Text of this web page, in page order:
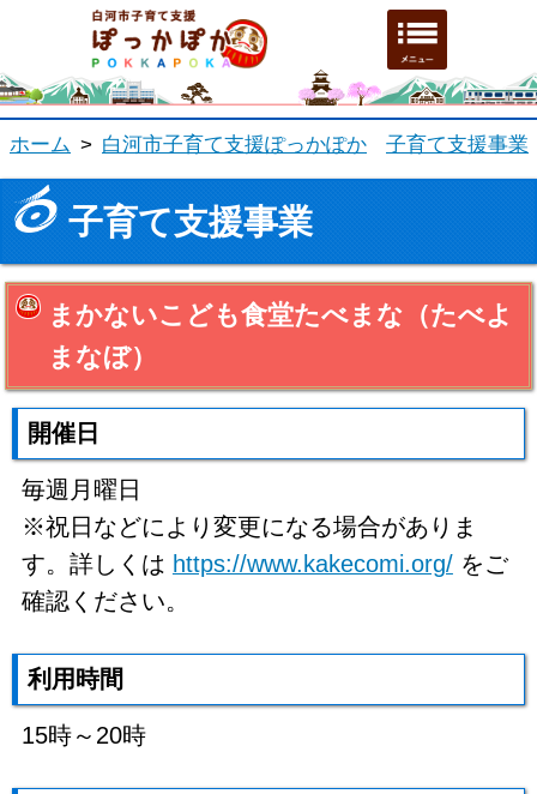
白河市子育て支援ホー
ホーム > 白河市子育て支援ぽっかぽか 子育て支援事業
子育て支援事業
まかないこども食堂たべまな（たべよ
まなぼ）
開催日
毎週月曜日
※祝日などにより変更になる場合がありま
す。詳しくは https://www.kakecomi.org/をご
確認ください。
利用時間
15時～20時